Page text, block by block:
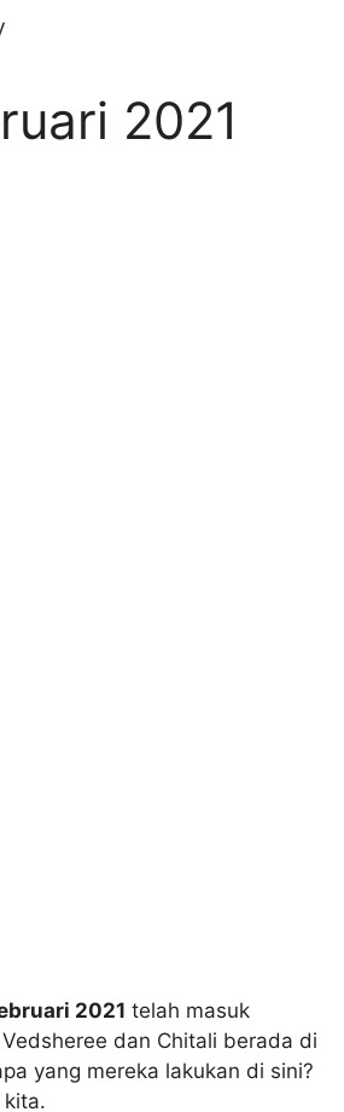
2021
2021 telah masuk
dan Chitali berada di
yang mereka lakukan di sini?